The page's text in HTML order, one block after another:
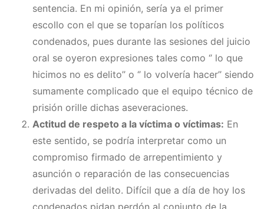
sentencia. En mi opinión, sería ya el primer
escollo con el que se toparían los políticos
condenados, pues durante las sesiones del juicio
oral se oyeron expresiones tales como ‘’ lo que
hicimos no es delito’’ o ‘’ lo volvería hacer’’ siendo
sumamente complicado que el equipo técnico de
prisión orille dichas aseveraciones.
Actitud de respeto a la víctima o víctimas: En
este sentido, se podría interpretar como un
compromiso firmado de arrepentimiento y
asunción o reparación de las consecuencias
derivadas del delito. Difícil que a día de hoy los
condenados pidan perdón al conjunto de la